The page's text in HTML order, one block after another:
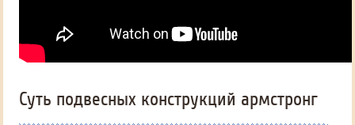
Суть подвесных конструкций армстронг